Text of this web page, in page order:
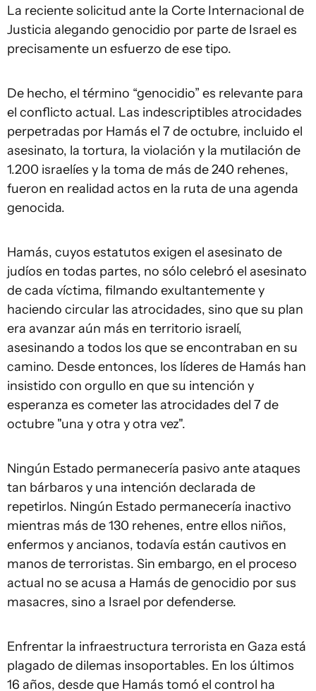
La reciente solicitud ante la Corte Internacional de
Justicia alegando genocidio por parte de Israel es
precisamente un esfuerzo de ese tipo.
De hecho, el término “genocidio” es relevante para
el conflicto actual. Las indescriptibles atrocidades
perpetradas por Hamás el 7 de octubre, incluido el
asesinato, la tortura, la violación y la mutilación de
1.200 israelíes y la toma de más de 240 rehenes,
fueron en realidad actos en la ruta de una agenda
genocida.
Hamás, cuyos estatutos exigen el asesinato de
judíos en todas partes, no sólo celebró el asesinato
de cada víctima, filmando exultantemente y
haciendo circular las atrocidades, sino que su plan
era avanzar aún más en territorio israelí,
asesinando a todos los que se encontraban en su
camino. Desde entonces, los líderes de Hamás han
insistido con orgullo en que su intención y
esperanza es cometer las atrocidades del 7 de
octubre "una y otra y otra vez".
Ningún Estado permanecería pasivo ante ataques
tan bárbaros y una intención declarada de
repetirlos. Ningún Estado permanecería inactivo
mientras más de 130 rehenes, entre ellos niños,
enfermos y ancianos, todavía están cautivos en
manos de terroristas. Sin embargo, en el proceso
actual no se acusa a Hamás de genocidio por sus
masacres, sino a Israel por defenderse.
Enfrentar la infraestructura terrorista en Gaza está
plagado de dilemas insoportables. En los últimos
16 años, desde que Hamás tomó el control ha